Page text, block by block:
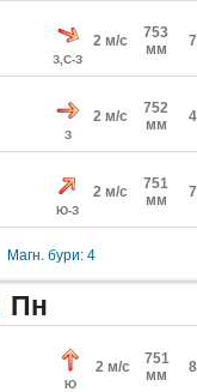
З,С-З
2 м/с
753
мм
З
2 м/с
752
мм
Ю-З
2 м/с
751
мм
Магн. бури: 4
Пн
Ю
2 м/с
751
мм